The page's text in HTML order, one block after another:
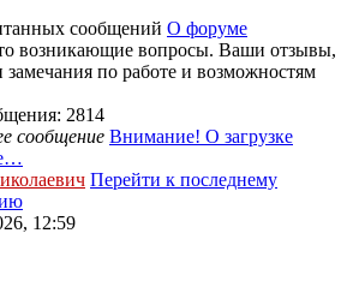
О форуме
возникающие вопросы. Ваши отзывы,
по работе и возможностям
: 2814
сообщение Внимание! О загрузке
Перейти к последнему
12:59